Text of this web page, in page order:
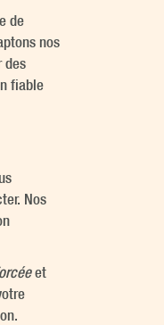
de
nos
des
fiable
Nos
et